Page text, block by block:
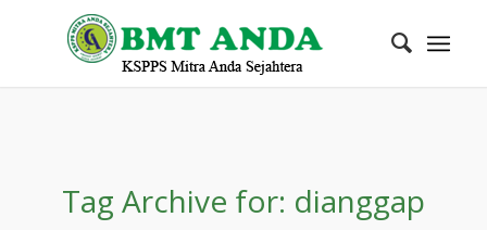
Tag Archive for: dianggap